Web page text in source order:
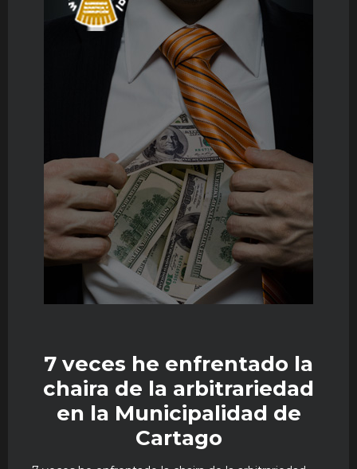
7 veces he enfrentado la
chaira de la arbitrariedad
en la Municipalidad de
Cartago